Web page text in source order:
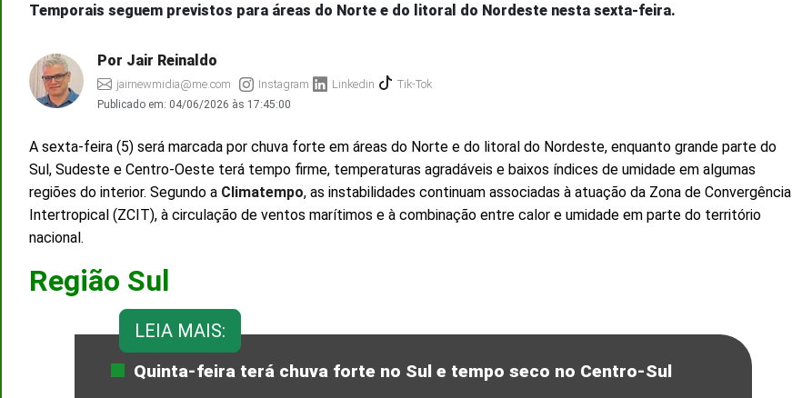
Temporais seguem previstos para áreas do Norte e do litoral do Nordeste nesta sexta-feira.
Por Jair Reinaldo
jairnewmidia@me.com Instagram Linkedin Tik-Tok
Publicado em: 04/06/2026 às 17:45:00
A sexta-feira (5) será marcada por chuva forte em áreas do Norte e do litoral do Nordeste, enquanto grande parte do
Sul, Sudeste e Centro-Oeste terá tempo firme, temperaturas agradáveis e baixos índices de umidade em algumas
regiões do interior. Segundo a Climatempo, as instabilidades continuam associadas à atuação da Zona de Convergência
Intertropical (ZCIT), à circulação de ventos marítimos e à combinação entre calor e umidade em parte do território
nacional.
Região Sul
LEIA MAIS:
Quinta-feira terá chuva forte no Sul e tempo seco no Centro-Sul